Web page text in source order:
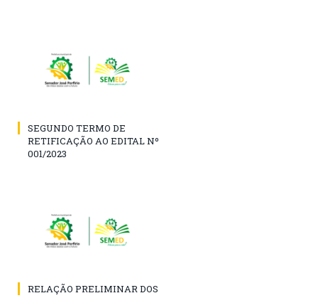
SEGUNDO TERMO DE
RETIFICAÇÃO AO EDITAL Nº
001/2023
RELAÇÃO PRELIMINAR DOS